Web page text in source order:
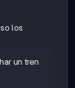
los
un tren